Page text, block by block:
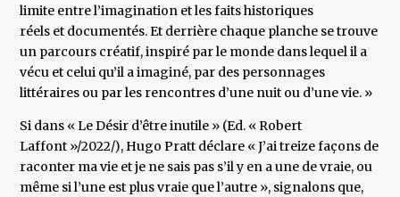
limite entre l’imagination et les faits historiques
réels et documentés. Et derrière chaque planche se trouve
un parcours créatif, inspiré par le monde dans lequel il a
vécu et celui qu’il a imaginé, par des personnages
littéraires ou par les rencontres d’une nuit ou d’une vie. »
Si dans « Le Désir d’être inutile » (Ed. « Robert
Laffont »/2022/), Hugo Pratt déclare « J’ai treize façons de
raconter ma vie et je ne sais pas s’il y en a une de vraie, ou
même si l’une est plus vraie que l’autre », signalons que,